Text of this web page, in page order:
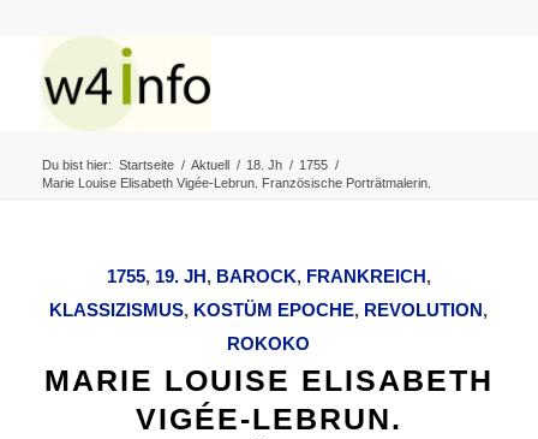
Du bist hier: Startseite / Aktuell / 18. Jh / 1755 /
Marie Louise Elisabeth Vigée-Lebrun. Französische Porträtmalerin.
1755, 19. JH, BAROCK, FRANKREICH,
KLASSIZISMUS, KOSTÜM EPOCHE, REVOLUTION,
ROKOKO
MARIE LOUISE ELISABETH
VIGÉE-LEBRUN.